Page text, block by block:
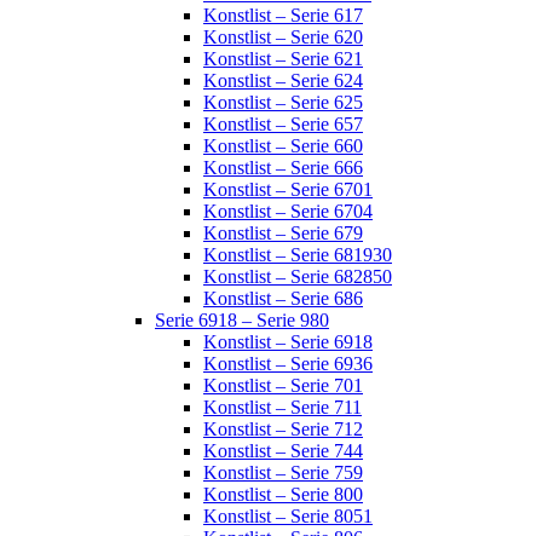
Konstlist – Serie 617
Konstlist – Serie 620
Konstlist – Serie 621
Konstlist – Serie 624
Konstlist – Serie 625
Konstlist – Serie 657
Konstlist – Serie 660
Konstlist – Serie 666
Konstlist – Serie 6701
Konstlist – Serie 6704
Konstlist – Serie 679
Konstlist – Serie 681930
Konstlist – Serie 682850
Konstlist – Serie 686
Serie 6918 – Serie 980
Konstlist – Serie 6918
Konstlist – Serie 6936
Konstlist – Serie 701
Konstlist – Serie 711
Konstlist – Serie 712
Konstlist – Serie 744
Konstlist – Serie 759
Konstlist – Serie 800
Konstlist – Serie 8051